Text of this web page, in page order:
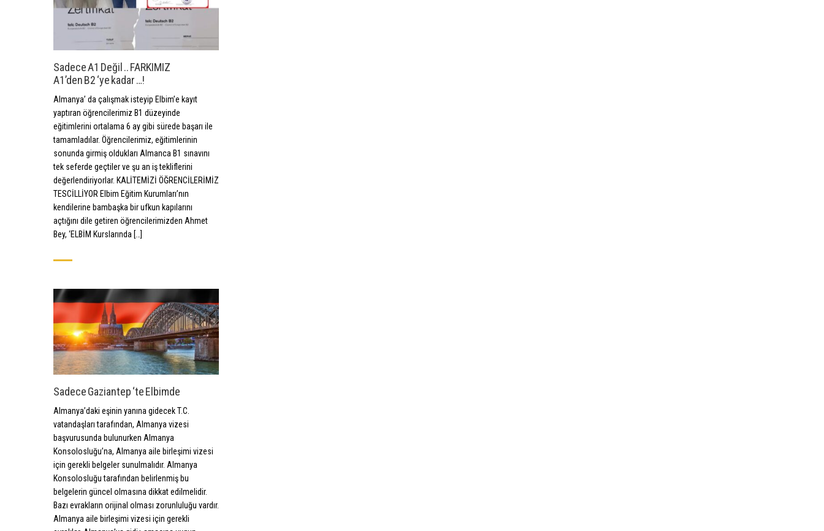
Sadece A1 Değil .. FARKIMIZ
A1’den B2 ‘ye kadar …!
Almanya’ da çalışmak isteyip Elbim’e kayıt
yaptıran öğrencilerimiz B1 düzeyinde
eğitimlerini ortalama 6 ay gibi sürede başarı ile
tamamladılar. Öğrencilerimiz, eğitimlerinin
sonunda girmiş oldukları Almanca B1 sınavını
tek seferde geçtiler ve şu an iş tekliflerini
değerlendiriyorlar. KALİTEMİZİ ÖĞRENCİLERİMİZ
TESCİLLİYOR Elbim Eğitim Kurumları’nın
kendilerine bambaşka bir ufkun kapılarını
açtığını dile getiren öğrencilerimizden Ahmet
Bey, ‘ELBİM Kurslarında […]
Sadece Gaziantep ‘te Elbimde
Almanya’daki eşinin yanına gidecek T.C.
vatandaşları tarafından, Almanya vizesi
başvurusunda bulunurken Almanya
Konsolosluğu’na, Almanya aile birleşimi vizesi
için gerekli belgeler sunulmalıdır. Almanya
Konsolosluğu tarafından belirlenmiş bu
belgelerin güncel olmasına dikkat edilmelidir.
Bazı evrakların orijinal olması zorunluluğu vardır.
Almanya aile birleşimi vizesi için gerekli